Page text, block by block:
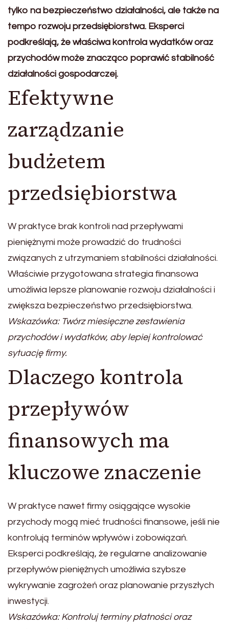
tylko na bezpieczeństwo działalności, ale także na
tempo rozwoju przedsiębiorstwa. Eksperci
podkreślają, że właściwa kontrola wydatków oraz
przychodów może znacząco poprawić stabilność
działalności gospodarczej.
Efektywne
zarządzanie
budżetem
przedsiębiorstwa
W praktyce brak kontroli nad przepływami
pieniężnymi może prowadzić do trudności
związanych z utrzymaniem stabilności działalności.
Właściwie przygotowana strategia finansowa
umożliwia lepsze planowanie rozwoju działalności i
zwiększa bezpieczeństwo przedsiębiorstwa.
Wskazówka: Twórz miesięczne zestawienia
przychodów i wydatków, aby lepiej kontrolować
sytuację firmy.
Dlaczego kontrola
przepływów
finansowych ma
kluczowe znaczenie
W praktyce nawet firmy osiągające wysokie
przychody mogą mieć trudności finansowe, jeśli nie
kontrolują terminów wpływów i zobowiązań.
Eksperci podkreślają, że regularne analizowanie
przepływów pieniężnych umożliwia szybsze
wykrywanie zagrożeń oraz planowanie przyszłych
inwestycji.
Wskazówka: Kontroluj terminy płatności oraz